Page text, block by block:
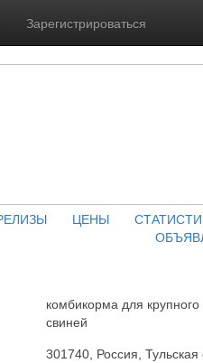
Зарегистрироваться
ЦЕНЫ
комбикорма для
свиней
301740, Россия,